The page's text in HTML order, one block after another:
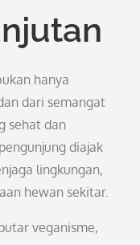
hanya
dari semangat
sehat dan
diajak
lingkungan,
hewan sekitar.
veganisme,